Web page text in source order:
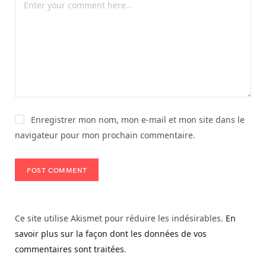
Enregistrer mon nom, mon e-mail et mon site dans le
navigateur pour mon prochain commentaire.
Ce site utilise Akismet pour réduire les indésirables. En
savoir plus sur la façon dont les données de vos
commentaires sont traitées.